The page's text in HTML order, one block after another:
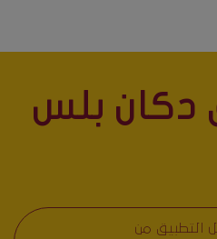
دكان بلس
التطبيق من